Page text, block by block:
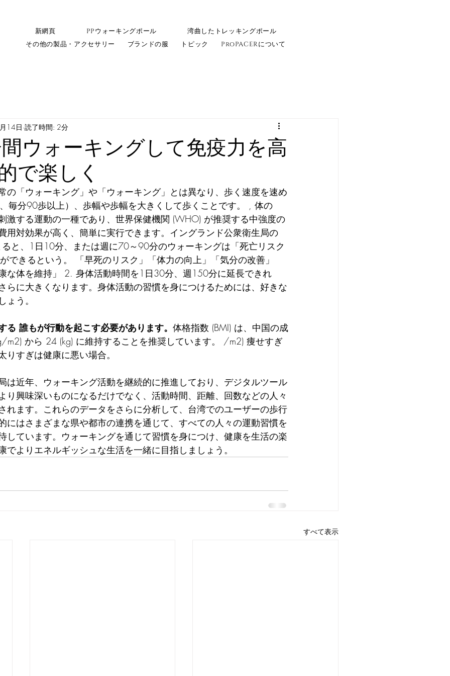
新網頁 PPウォーキングポール
湾曲したトレッキングポール
その他の製品・アクセサリー
ブランドの服 トピック ProPACERについて
ウォーキングして免疫力を高
で楽しく
14日 読了時間: 2分
の「ウォーキング」や「ウォーキング」とは異なり、歩く速度を速め
毎分90歩以上）、歩幅や歩幅を大きくして歩くことです。 , 体の
激する運動の一種であり、世界保健機関 (WHO) が推奨する中強度の
用対効果が高く、簡単に実行できます。イングランド公衆衛生局の
と、1日10分、または週に70～90分のウォーキングは「死亡リスク
できるという。 「早死のリスク」「体力の向上」「気分の改善」
な体を維持」 2. 身体活動時間を1日30分、週150分に延長できれ
らに大きくなります。身体活動の習慣を身につけるためには、好きな
う。
る 誰もが行動を起こす必要があります。 体格指数 (BMI) は、中国の成
m2) から 24 (kg) に維持することを推奨しています。 /m2) 痩せすぎ
りすぎは健康に悪い場合。
は近年、ウォーキング活動を継続的に推進しており、デジタルツール
り興味深いものになるだけでなく、活動時間、距離、回数などの人々
れます。これらのデータをさらに分析して、台湾でのユーザーの歩行
にはさまざまな県や都市の連携を通じて、すべての人々の運動習慣を
しています。ウォーキングを通じて習慣を身につけ、健康を生活の楽
でよりエネルギッシュな生活を一緒に目指しましょう。
すべて表示